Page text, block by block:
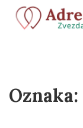
Skip
content
Oznaka: